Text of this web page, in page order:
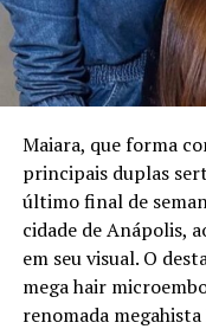
Maiara, que forma
principais duplas
último final de
cidade de Anápolis,
em seu visual. O
mega hair
renomada